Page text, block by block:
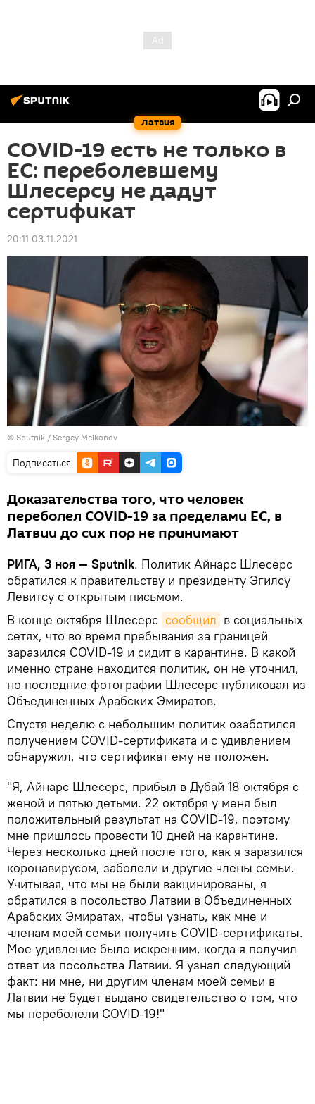
Латвия
COVID-19 есть не только в
ЕС: переболевшему
Шлесерсу не дадут
сертификат
20:11 03.11.2021
© Sputnik / Sergey Melkonov
Подписаться
Доказательства того, что человек
переболел COVID-19 за пределами ЕС, в
Латвии до сих пор не принимают
РИГА, 3 ноя — Sputnik. Политик Айнарс Шлесерс
обратился к правительству и президенту Эгилсу
Левитсу с открытым письмом.
В конце октября Шлесерс сообщил в социальных
сетях, что во время пребывания за границей
заразился COVID-19 и сидит в карантине. В какой
именно стране находится политик, он не уточнил,
но последние фотографии Шлесерс публиковал из
Объединенных Арабских Эмиратов.
Спустя неделю с небольшим политик озаботился
получением COVID-сертификата и с удивлением
обнаружил, что сертификат ему не положен.
"Я, Айнарс Шлесерс, прибыл в Дубай 18 октября с
женой и пятью детьми. 22 октября у меня был
положительный результат на COVID-19, поэтому
мне пришлось провести 10 дней на карантине.
Через несколько дней после того, как я заразился
коронавирусом, заболели и другие члены семьи.
Учитывая, что мы не были вакцинированы, я
обратился в посольство Латвии в Объединенных
Арабских Эмиратах, чтобы узнать, как мне и
членам моей семьи получить COVID-сертификаты.
Мое удивление было искренним, когда я получил
ответ из посольства Латвии. Я узнал следующий
факт: ни мне, ни другим членам моей семьи в
Латвии не будет выдано свидетельство о том, что
мы переболели COVID-19!"